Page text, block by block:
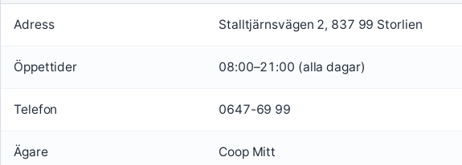
Adress Stalltjärnsvägen 2, 837 99 Storlien
Öppettider 08:00–21:00 (alla dagar)
Telefon 0647-69 99
Ägare Coop Mitt